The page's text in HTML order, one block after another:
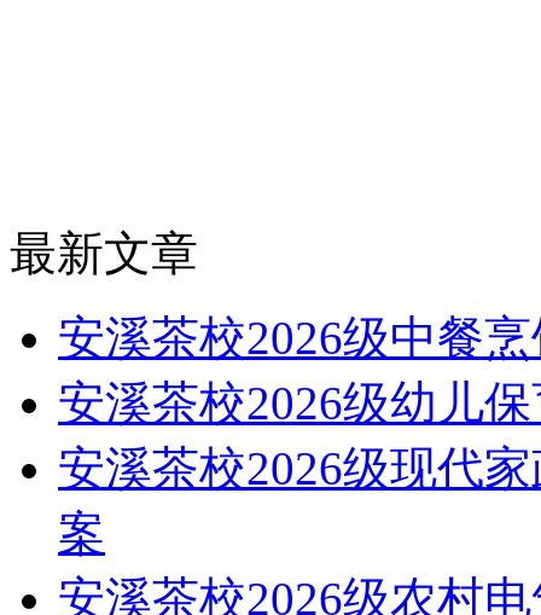
最新文章
安溪茶校2026级中餐
安溪茶校2026级幼儿
安溪茶校2026级现代
案
安溪茶校2026级农村